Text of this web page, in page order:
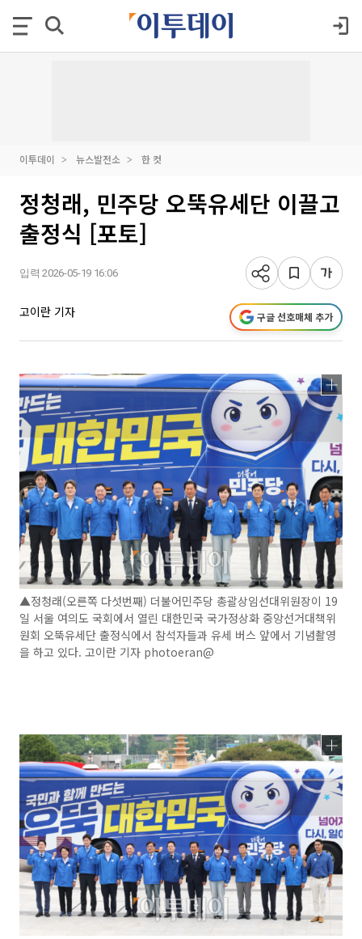
이투데이 뉴스발전소 한 컷
정청래, 민주당 오뚝유세단 이끌고
출정식 [포토]
입력 2026-05-19 16:06
고이란 기자 구글 선호매체 추가
▲정청래(오른쪽 다섯번째) 더불어민주당 총괄상임선대위원장이 19
일 서울 여의도 국회에서 열린 대한민국 국가정상화 중앙선거대책위
원회 오뚝유세단 출정식에서 참석자들과 유세 버스 앞에서 기념촬영
을 하고 있다. 고이란 기자 photoeran@